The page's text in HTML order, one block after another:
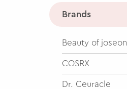
Brands
Beauty of joseon
COSRX
Dr. Ceuracle